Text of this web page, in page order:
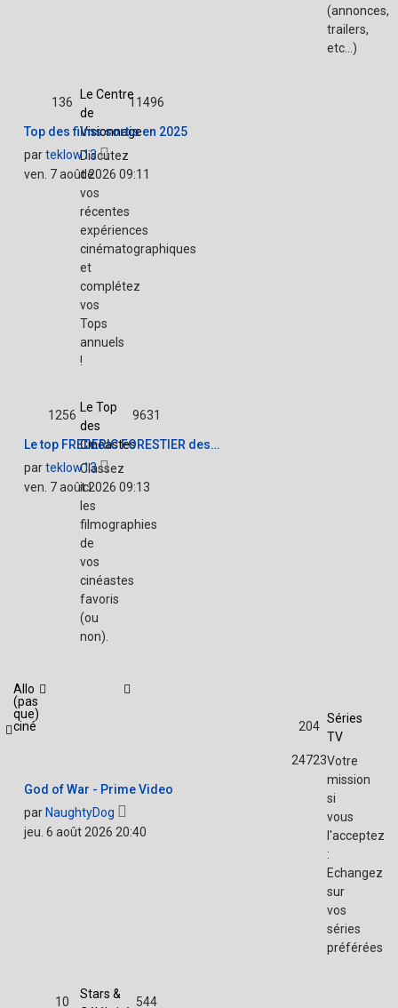
(annonces,
trailers,
etc...)
Le Centre
de
Visionnage
Discutez
de
vos
récentes
expériences
cinématographiques
et
complétez
vos
Tops
annuels
!
136 11496
Top des films sortis en 2025
parteklow13
Voir
le
message
ven. 7 août 2026 09:11
Le Top
des
Cinéastes
Classez
ici
les
filmographies
de
vos
cinéastes
favoris
(ou
non).
1256 9631
Le top FREDERIC FORESTIER des…
parteklow13
le
message
ven. 7 août 2026 09:13
Allo
(pas
que)
ciné
Séries
TV
Votre
mission
si
vous
l'acceptez
:
Echangez
sur
vos
séries
préférées
204
24723
God of War - Prime Video
par NaughtyDog
le
jeu. 6 août 2026 20:40
Stars &
10 544